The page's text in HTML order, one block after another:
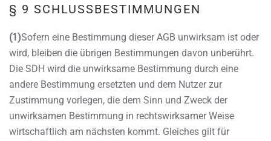
§ 9 SCHLUSSBESTIMMUNGEN
(1)Sofern eine Bestimmung dieser AGB unwirksam ist oder
wird, bleiben die übrigen Bestimmungen davon unberührt.
Die SDH wird die unwirksame Bestimmung durch eine
andere Bestimmung ersetzten und dem Nutzer zur
Zustimmung vorlegen, die dem Sinn und Zweck der
unwirksamen Bestimmung in rechtswirksamer Weise
wirtschaftlich am nächsten kommt. Gleiches gilt für